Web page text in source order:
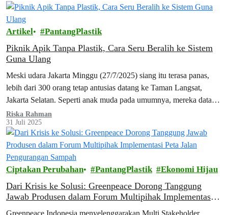
Artikel PantangPlastik
Piknik Apik Tanpa Plastik, Cara Seru Beralih ke Sistem
Guna Ulang
Meski udara Jakarta Minggu (27/7/2025) siang itu terasa panas,
lebih dari 300 orang tetap antusias datang ke Taman Langsat,
Jakarta Selatan. Seperti anak muda pada umumnya, mereka datang
sambil membawa…
Riska Rahman
31 Juli 2025
Ciptakan Perubahan PantangPlastik Ekonomi Hijau
Dari Krisis ke Solusi: Greenpeace Dorong Tanggung
Jawab Produsen dalam Forum Multipihak Implementasi